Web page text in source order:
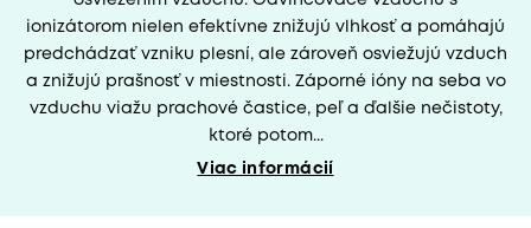
ionizátorom nielen efektívne znižujú vlhkosť a pomáhajú
predchádzať vzniku plesní, ale zároveň osviežujú vzduch
a znižujú prašnosť v miestnosti. Záporné ióny na seba vo
vzduchu viažu prachové častice, peľ a ďalšie nečistoty,
ktoré potom...
Viac informácií